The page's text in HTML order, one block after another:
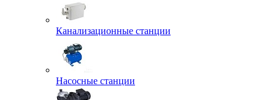
Канализационные станции
Насосные станции